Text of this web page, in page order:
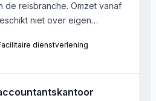
de reisbranche. Omzet vanaf
niet over eigen
dienstverlening